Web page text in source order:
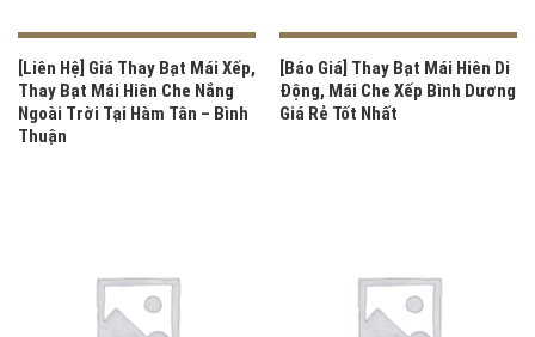
[Liên Hệ] Giá Thay Bạt Mái Xếp,
Thay Bạt Mái Hiên Che Nắng
Ngoài Trời Tại Hàm Tân – Bình
Thuận
[Báo Giá] Thay Bạt Mái Hiên Di
Động, Mái Che Xếp Bình Dương
Giá Rẻ Tốt Nhất